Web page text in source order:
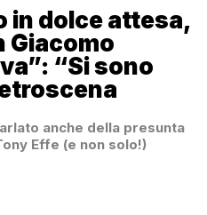
in dolce attesa,
Giacomo
“Si sono
anche della presunta
Effe (e non solo!)